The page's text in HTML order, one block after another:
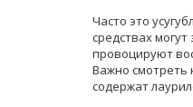
Часто это
средствах
провоцируют
Важно смотреть
содержат